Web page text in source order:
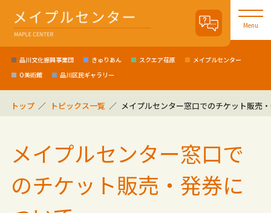
Menu
品川文化振興事業団 きゅりあん スクエア荏原
メイプルセンター
O美術館
品川区民ギャラリー
トップ トピックス一覧 メイプルセンター窓口でのチケット販売
メイプルセンター窓口で
のチケット販売・発券に